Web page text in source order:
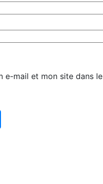
e-mail et mon site dans